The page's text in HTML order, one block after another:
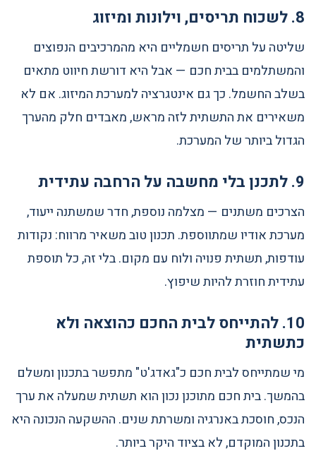
8. לשכוח תריסים, וילונות ומיזוג
שליטה על תריסים חשמליים היא מהמרכיבים הנפוצים
והמשתלמים בבית חכם — אבל היא דורשת חיווט מתאים
בשלב החשמל. כך גם אינטגרציה למערכת המיזוג. אם לא
משאירים את התשתית לזה מראש, מאבדים חלק מהערך
הגדול ביותר של המערכת.
9. לתכנן בלי מחשבה על הרחבה עתידית
הצרכים משתנים — מצלמה נוספת, חדר שמשתנה ייעוד,
מערכת אודיו שמתווספת. תכנון טוב משאיר מרווח: נקודות
עודפות, תשתית פנויה ולוח עם מקום. בלי זה, כל תוספת
עתידית חוזרת להיות שיפוץ.
10. להתייחס לבית החכם כהוצאה ולא
כתשתית
מי שמתייחס לבית חכם כ"גאדג'ט" מתפשר בתכנון ומשלם
בהמשך. בית חכם מתוכנן נכון הוא תשתית שמעלה את ערך
הנכס, חוסכת באנרגיה ומשרתת שנים. ההשקעה הנכונה היא
בתכנון המוקדם, לא בציוד היקר ביותר.